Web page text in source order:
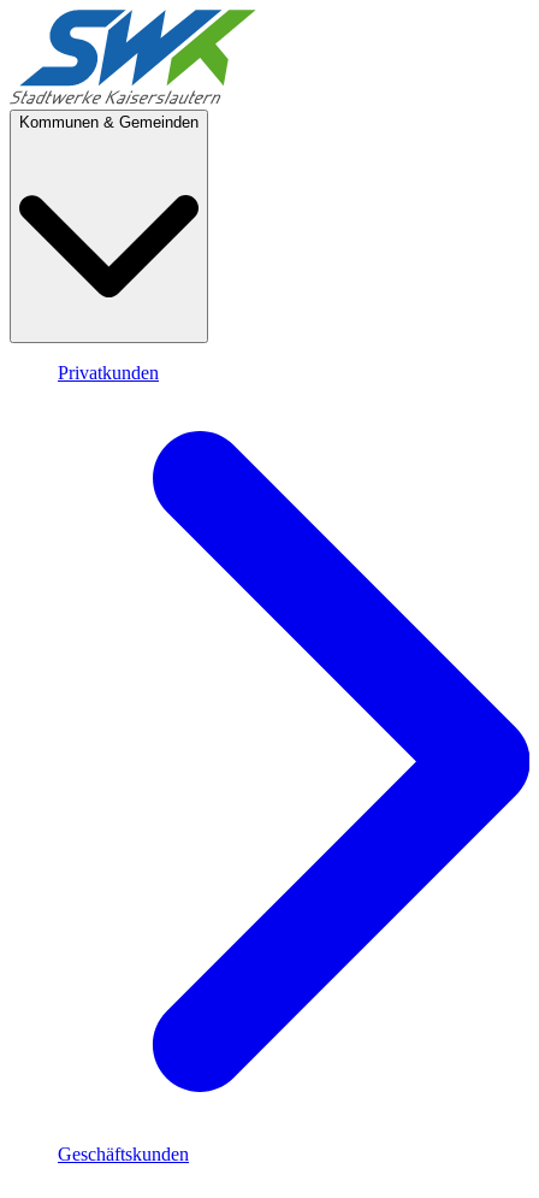
Kommunen & Gemeinden
Privatkunden
Geschäftskunden